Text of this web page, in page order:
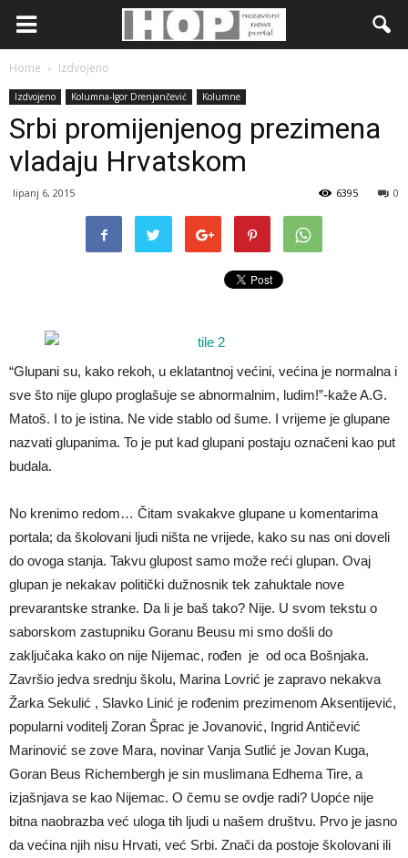
Home Izdvojeno
Izdvojeno Kolumna-Igor Drenjančević Kolumne
Srbi promijenjenog prezimena
vladaju Hrvatskom
lipanj 6, 2015 0
6395
“Glupani su, kako rekoh, u eklatantnoj većini, većina je normalna i
sve što nije glupo proglašuje se abnormalnim, ludim!”-kaže A.G.
Matoš. I to je istina. Ne vide stablo od šume. I vrijeme je glupane
nazvati glupanima. To je put kad glupani postaju označeni kao put
budala.
No krenimo redom… Čitam svakakve glupane u komentarima
portala; da školovani ljudi ništa ne vrijede, kako su nas oni doveli
do ovoga stanja. Takvu glupost samo može reći glupan. Ovaj
glupan je nekakav politički dužnosnik tek zahuktale nove
prevarantske stranke. Da li je baš tako? Nije. U svom tekstu o
saborskom zastupniku Goranu Beusu mi smo došli do
zaključaka kako on nije Nijemac, rođen je od oca Bošnjaka.
Završio jedva srednju školu, Marina Lovrić je zapravo nekakva
Žarka Sekulić , Slavko Linić je rođenim prezimenom Aksentijević,
popularni voditelj Zoran Šprac je Jovanović, Ingrid Antičević
Marinović se zove Mara, novinar Vanja Sutlić je Jovan Kuga,
Goran Beus Richembergh je sin muslimana Edhema Tire, a
izjašnjava se kao Nijemac. O čemu se ovdje radi? Uopće nije
bitna naobrazba već uloga tih ljudi u našem društvu. Prvo je jasno
da većina njih nisu Hrvati, već Srbi. Znači da postoje školovani ili